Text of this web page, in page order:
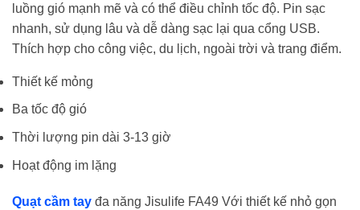
luồng gió mạnh mẽ và có thể điều chỉnh tốc độ. Pin sạc
nhanh, sử dụng lâu và dễ dàng sạc lại qua cổng USB.
Thích hợp cho công việc, du lịch, ngoài trời và trang điểm.
Thiết kế mỏng
Ba tốc độ gió
Thời lượng pin dài 3-13 giờ
Hoạt động im lặng
Quạt cầm tay đa năng Jisulife FA49 Với thiết kế nhỏ gọn